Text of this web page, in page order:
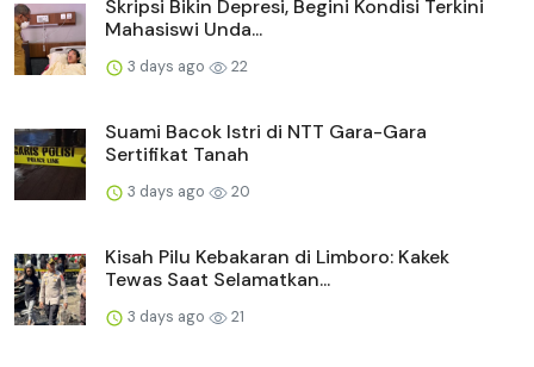
Skripsi Bikin Depresi, Begini Kondisi Terkini
Mahasiswi Unda...
3 days ago 22
Suami Bacok Istri di NTT Gara-Gara
Sertifikat Tanah
3 days ago 20
Kisah Pilu Kebakaran di Limboro: Kakek
Tewas Saat Selamatkan...
3 days ago 21